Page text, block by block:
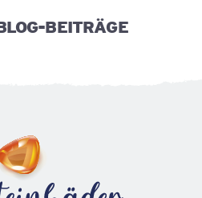
BEITRÄGE